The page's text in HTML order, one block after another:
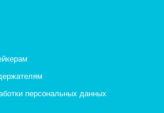
персональных данных